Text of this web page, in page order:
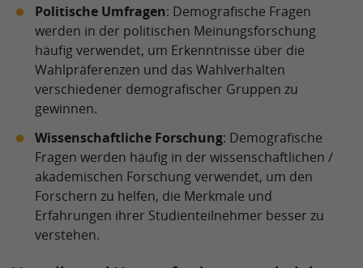
Politische Umfragen: Demografische Fragen
werden in der politischen Meinungsforschung
häufig verwendet, um Erkenntnisse über die
Wahlpräferenzen und das Wahlverhalten
verschiedener demografischer Gruppen zu
gewinnen.
Wissenschaftliche Forschung: Demografische
Fragen werden häufig in der wissenschaftlichen /
akademischen Forschung verwendet, um den
Forschern zu helfen, die Merkmale und
Erfahrungen ihrer Studienteilnehmer besser zu
verstehen.